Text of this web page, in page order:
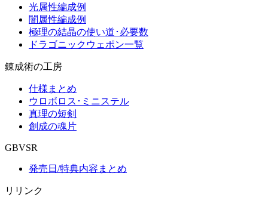
光属性編成例
闇属性編成例
極理の結晶の使い道･必要数
ドラゴニックウェポン一覧
錬成術の工房
仕様まとめ
ウロボロス･ミニステル
真理の短剣
創成の魂片
GBVSR
発売日/特典内容まとめ
リリンク